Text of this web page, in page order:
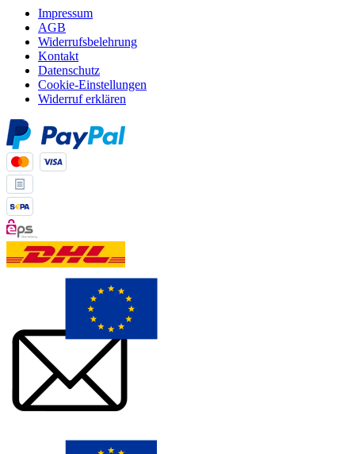
Impressum
AGB
Widerrufsbelehrung
Kontakt
Datenschutz
Cookie-Einstellungen
Widerruf erklären